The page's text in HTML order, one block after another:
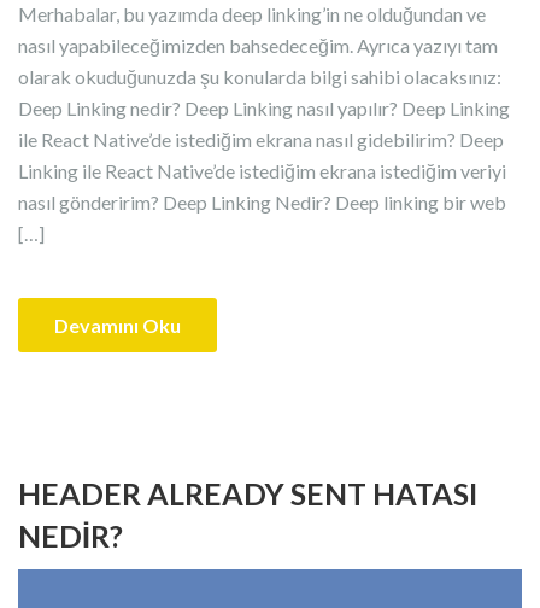
Merhabalar, bu yazımda deep linking’in ne olduğundan ve
nasıl yapabileceğimizden bahsedeceğim. Ayrıca yazıyı tam
olarak okuduğunuzda şu konularda bilgi sahibi olacaksınız:
Deep Linking nedir? Deep Linking nasıl yapılır? Deep Linking
ile React Native’de istediğim ekrana nasıl gidebilirim? Deep
Linking ile React Native’de istediğim ekrana istediğim veriyi
nasıl gönderirim? Deep Linking Nedir? Deep linking bir web
[…]
Devamını Oku
HEADER ALREADY SENT HATASI
NEDIR?